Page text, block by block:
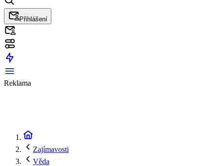
Přihlášení
Reklama
Zajímavosti
Věda